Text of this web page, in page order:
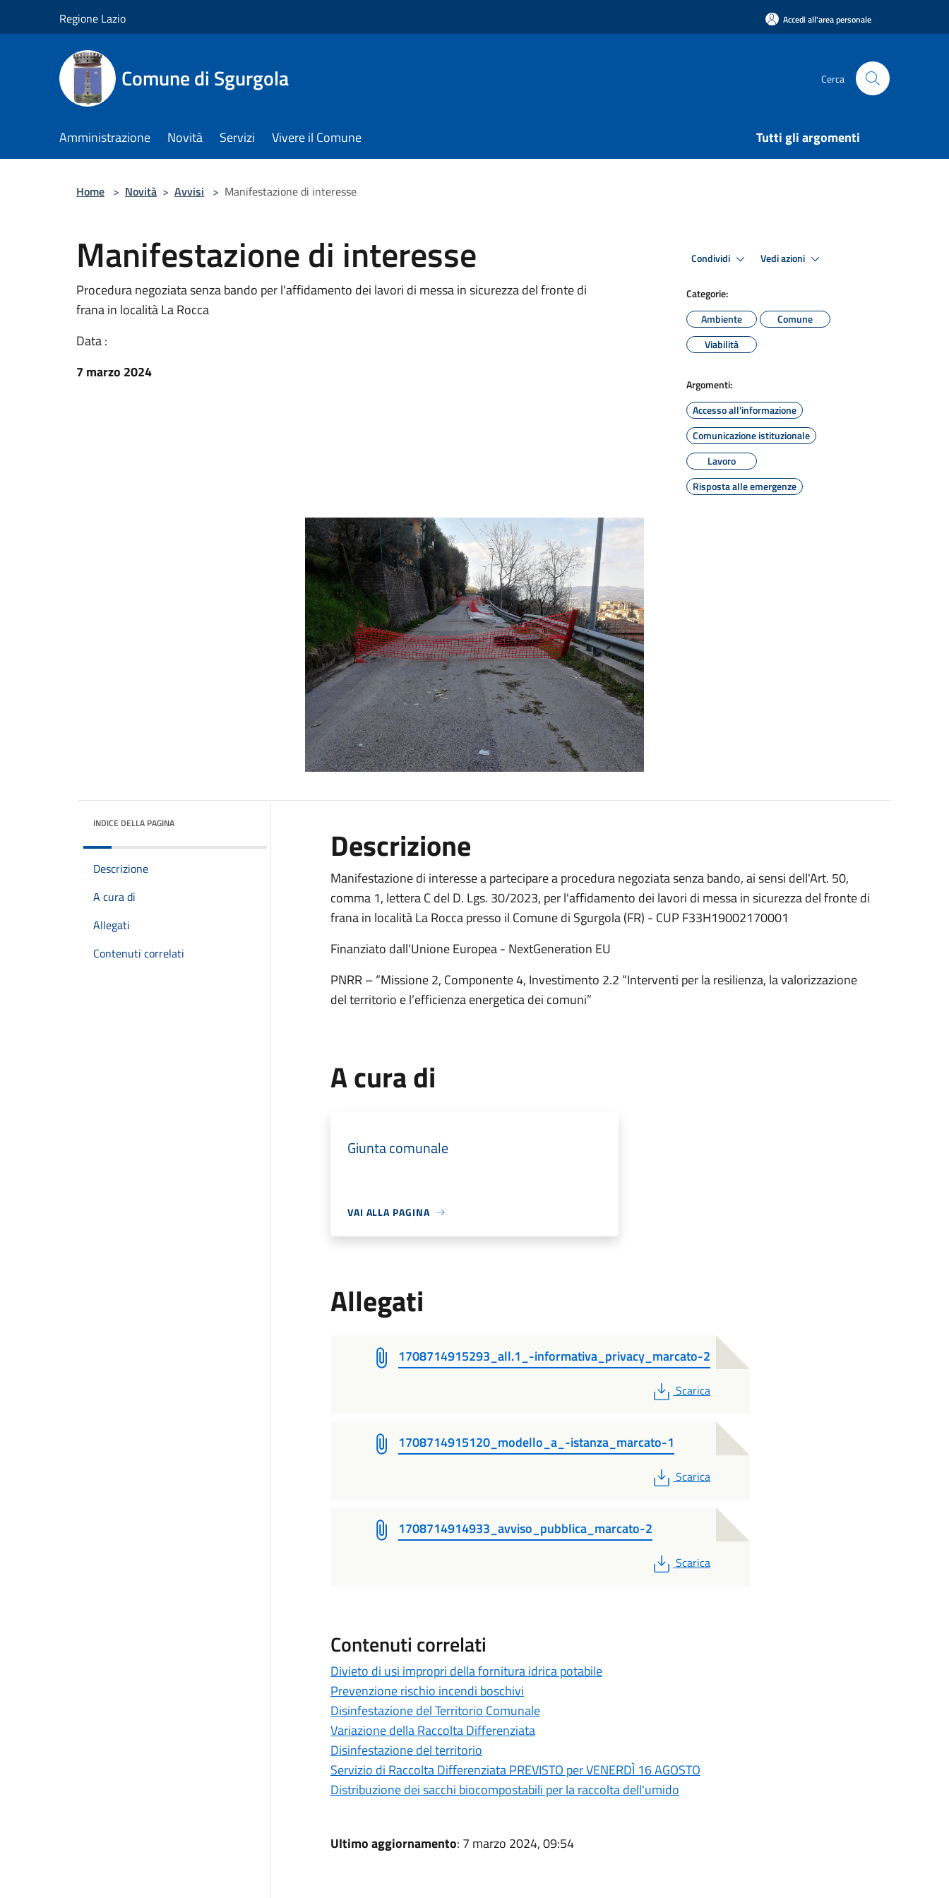
Regione Lazio Accedi all'area personale
Comune di Sgurgola Cerca
Amministrazione Novità Servizi Vivere il Comune Tutti gli argomenti
Home > Novità > Avvisi > Manifestazione di interesse
Manifestazione di interesse
Procedura negoziata senza bando per l'affidamento dei lavori di messa in sicurezza del fronte di
frana in località La Rocca
Data :
7 marzo 2024
Condividi Vedi azioni
Categorie:
Ambiente
Comune
Viabilità
Argomenti:
Accesso all'informazione
Comunicazione istituzionale
Lavoro
Risposta alle emergenze
INDICE DELLA PAGINA
Descrizione
A cura di
Allegati
Contenuti correlati
Descrizione
Manifestazione di interesse a partecipare a procedura negoziata senza bando, ai sensi dell'Art. 50,
comma 1, lettera C del D. Lgs. 30/2023, per l'affidamento dei lavori di messa in sicurezza del fronte di
frana in località La Rocca presso il Comune di Sgurgola (FR) - CUP F33H19002170001
Finanziato dall'Unione Europea - NextGeneration EU
PNRR – “Missione 2, Componente 4, Investimento 2.2 “Interventi per la resilienza, la valorizzazione
del territorio e l’efficienza energetica dei comuni”
A cura di
Giunta comunale
VAI ALLA PAGINA
Allegati
1708714915293_all.1_-informativa_privacy_marcato-2
PDF
Scarica
1708714915120_modello_a_-istanza_marcato-1
PDF
Scarica
1708714914933_avviso_pubblica_marcato-2
PDF
Scarica
Contenuti correlati
Divieto di usi impropri della fornitura idrica potabile
Prevenzione rischio incendi boschivi
Disinfestazione del Territorio Comunale
Variazione della Raccolta Differenziata
Disinfestazione del territorio
Servizio di Raccolta Differenziata PREVISTO per VENERDÌ 16 AGOSTO
Distribuzione dei sacchi biocompostabili per la raccolta dell'umido
Ultimo aggiornamento: 7 marzo 2024, 09:54